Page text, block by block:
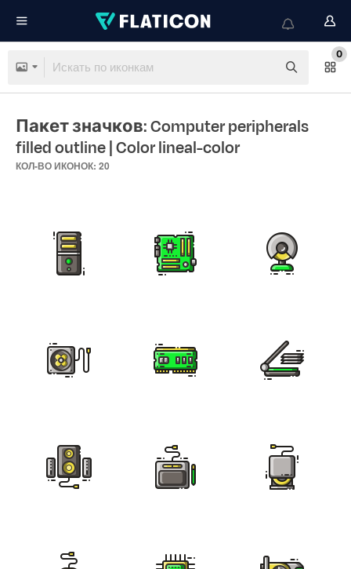
0
Пакет значков: Computer peripherals
filled outline| Color lineal-color
КОЛ-ВО ИКОНОК: 20